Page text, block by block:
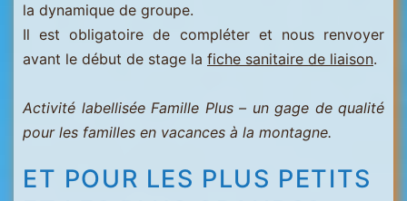
la dynamique de groupe.
Il est obligatoire de compléter et nous renvoyer
avant le début de stage la fiche sanitaire de liaison.
Activité labellisée Famille Plus – un gage de qualité
pour les familles en vacances à la montagne.
ET POUR LES PLUS PETITS